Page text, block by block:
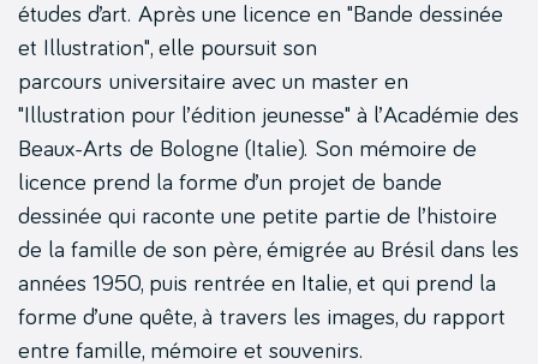
études d’art. Après une licence en "Bande dessinée
et Illustration", elle poursuit son
parcours universitaire avec un master en
"Illustration pour l’édition jeunesse" à l’Académie des
Beaux-Arts de Bologne (Italie). Son mémoire de
licence prend la forme d’un projet de bande
dessinée qui raconte une petite partie de l’histoire
de la famille de son père, émigrée au Brésil dans les
années 1950, puis rentrée en Italie, et qui prend la
forme d’une quête, à travers les images, du rapport
entre famille, mémoire et souvenirs.